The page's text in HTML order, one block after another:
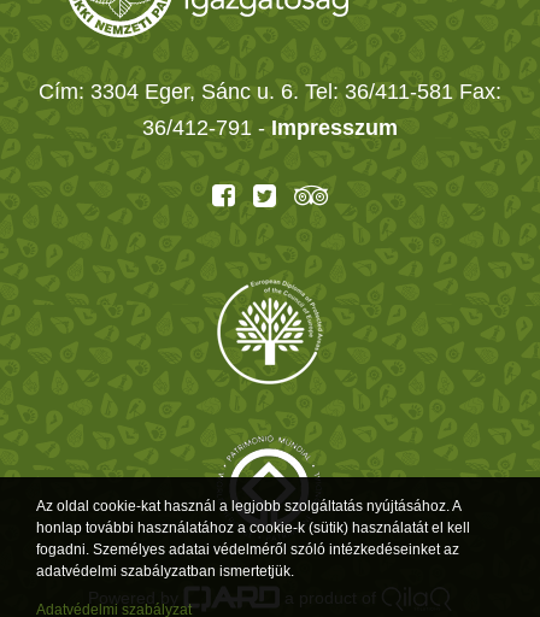
Cím: 3304 Eger, Sánc u. 6. Tel: 36/411-581 Fax:
36/412-791 - Impresszum
Az oldal cookie-kat használ a legjobb szolgáltatás nyújtásához. A
honlap további használatához a cookie-k (sütik) használatát el kell
fogadni. Személyes adatai védelméről szóló intézkedéseinket az
adatvédelmi szabályzatban ismertetjük.
Adatvédelmi szabályzat